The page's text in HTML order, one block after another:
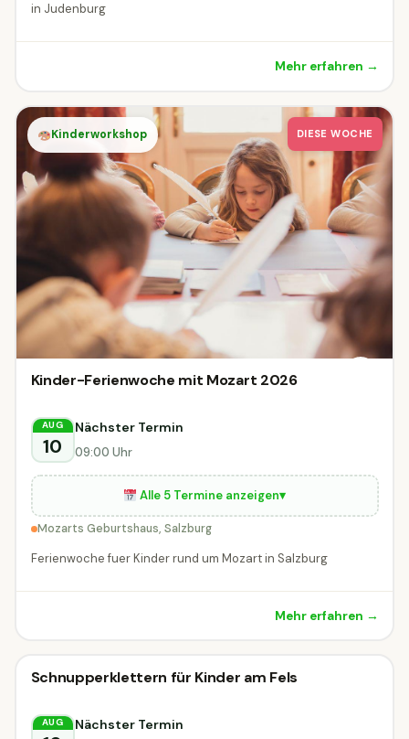
in Judenburg
Mehr erfahren →
Kinderworkshop DIESE WOCHE
Kinder-Ferienwoche mit Mozart 2026
AUG
10
Nächster Termin
09:00 Uhr
Alle 5 Termine anzeigen▾
Mozarts Geburtshaus, Salzburg
Ferienwoche fuer Kinder rund um Mozart in Salzburg
Mehr erfahren →
Kinderworkshop
Kinderworkshop DIESE WOCHE
Schnupperklettern für Kinder am Fels
AUG Nächster Termin